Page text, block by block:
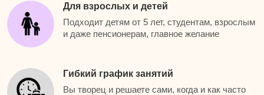
Для взрослых и детей
Подходит детям от 5 лет, студентам, взрослым
и даже пенсионерам, главное желание
Гибкий график занятий
Вы творец и решаете сами, когда и как часто